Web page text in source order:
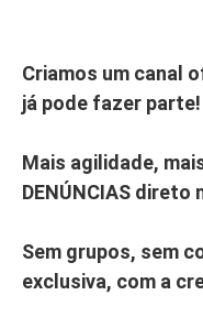
Criamos um canal
já pode fazer parte!
Mais agilidade,
DENÚNCIAS direto
Sem grupos, sem
exclusiva, com a